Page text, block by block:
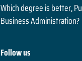
Which degree is better,
Business Administration?
Follow us